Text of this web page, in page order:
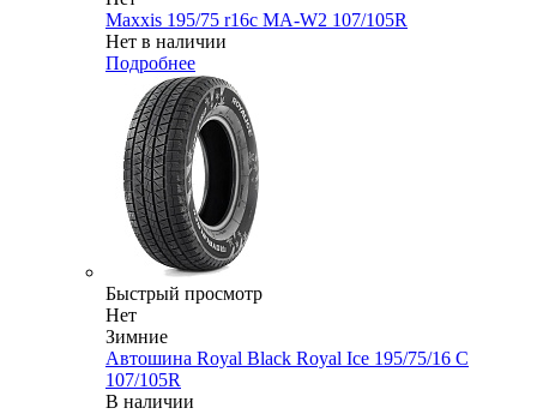
Maxxis 195/75 r16c MA-W2 107/105R
Нет в наличии
Подробнее
Быстрый просмотр
Нет
Зимние
Автошина Royal Black Royal Ice 195/75/16 C
107/105R
В наличии